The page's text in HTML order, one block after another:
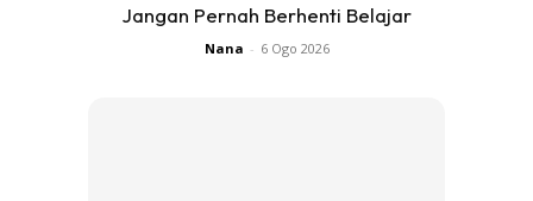
Jangan Pernah Berhenti Belajar
Nana - 6 Ogo 2026